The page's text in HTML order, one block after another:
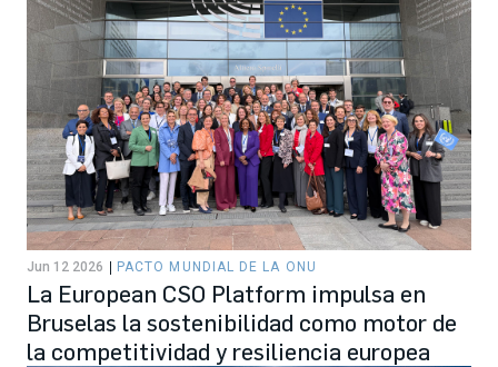
Jun 12 2026 PACTO MUNDIAL DE LA ONU
La European CSO Platform impulsa en
Bruselas la sostenibilidad como motor de
la competitividad y resiliencia europea